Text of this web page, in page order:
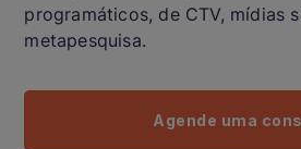
programáticos, de CTV, mídias
metapesquisa.
Agende uma